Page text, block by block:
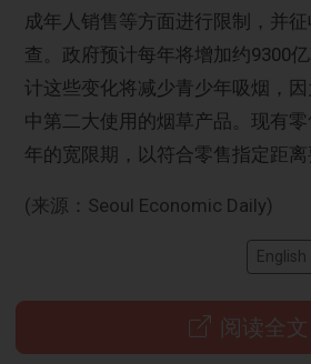
成年人销售等方面进行限制，并
查。政府预计每年将增加约9300
计这些变化将减少青少年吸烟，
中第二大使用的烟草产品。现有
年的宽限期，以符合零售指定距离
(来源：Seoul Economic Daily)
English
阅读全文